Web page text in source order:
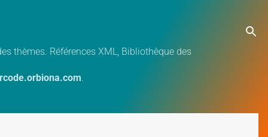
thèmes. Références XML, Bibliothèque des
.